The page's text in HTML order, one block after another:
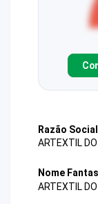
Razão Social
ARTEXTIL
Nome
ARTEXTIL